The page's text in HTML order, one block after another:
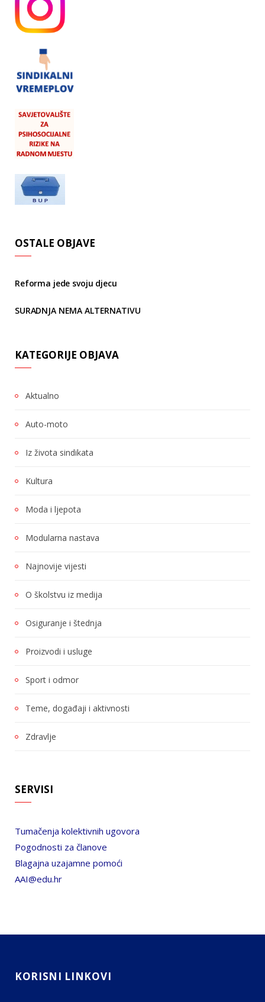
OSTALE OBJAVE
Reforma jede svoju djecu
SURADNJA NEMA ALTERNATIVU
KATEGORIJE OBJAVA
Aktualno
Auto-moto
Iz života sindikata
Kultura
Moda i ljepota
Modularna nastava
Najnovije vijesti
O školstvu iz medija
Osiguranje i štednja
Proizvodi i usluge
Sport i odmor
Teme, događaji i aktivnosti
Zdravlje
SERVISI
Tumačenja kolektivnih ugovora
Pogodnosti za članove
Blagajna uzajamne pomoći
AAI@edu.hr
KORISNI LINKOVI